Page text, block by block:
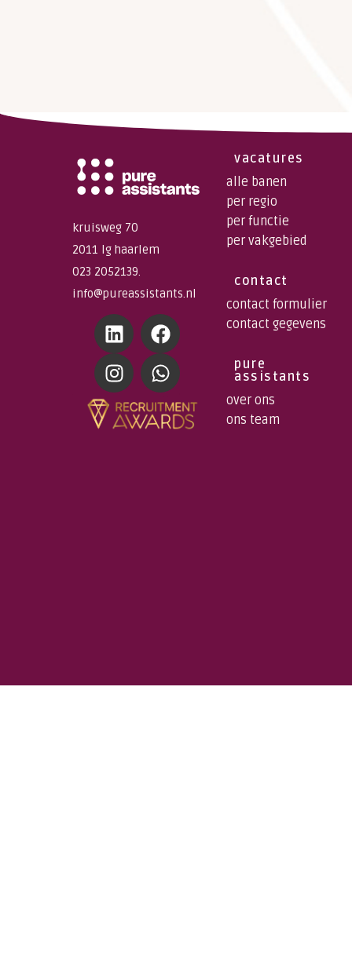
kruisweg 70
2011 lg haarlem
023 2052139.
info@pureassistants.nl
vacatures
alle banen
per regio
per functie
per vakgebied
contact
contact formulier
contact gegevens
pure
assistants
over ons
ons team